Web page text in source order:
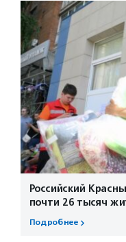
Российский
почти 26 тысяч
Подробнее